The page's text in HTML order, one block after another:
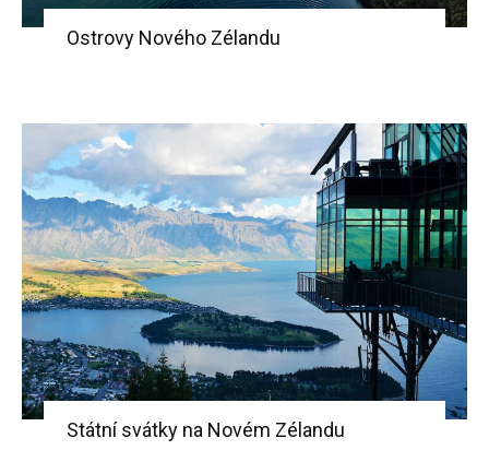
Ostrovy Nového Zélandu
Státní svátky na Novém Zélandu